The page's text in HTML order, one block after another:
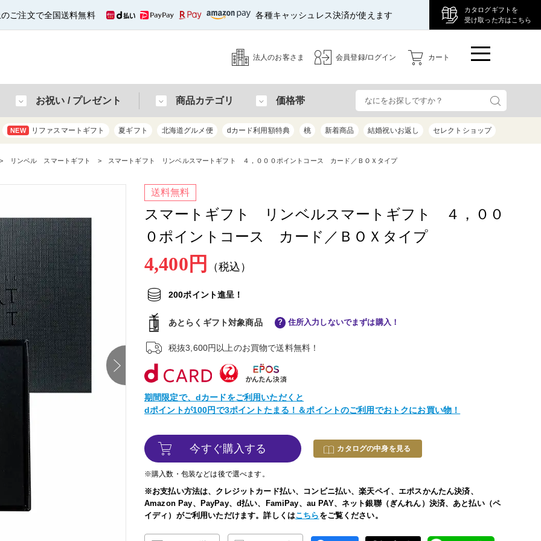
ご注文で全国送料無料 各種キャッシュレス決済が使えます
カタログギフトを
受け取った方はこちら
法人のお客さま 会員登録/ログイン カート
お祝い / プレゼント 商品カテゴリ 価格帯
NEW リファスマートギフト 夏ギフト 北海道グルメ便 dカード利用額特典 桃 新着商品 結婚祝いお返し セレクトショップ
リンベル スマートギフト スマートギフト リンベルスマートギフト ４，０００ポイントコース カード／ＢＯＸタイプ
送料無料
スマートギフト リンベルスマートギフト ４，００
０ポイントコース カード／ＢＯＸタイプ
4,400円 （税込）
200ポイント進呈！
あとらくギフト対象商品 住所入力しないでまずは購入！
税抜3,600円以上のお買物で送料無料！
期間限定で、dカードをご利用いただくと
dポイントが100円で3ポイントたまる！＆ポイントのご利用でおトクにお買い物！
今すぐ購入する カタログの中身を見る
※購入数・包装などは後で選べます。
※お支払い方法は、クレジットカード払い、コンビニ払い、楽天ペイ、エポスかんたん決済、
Amazon Pay、PayPay、d払い、FamiPay、au PAY、ネット銀聯（ぎんれん）決済、あと払い（ペ
イディ）がご利用いただけます。詳しくはこちら をご覧ください。